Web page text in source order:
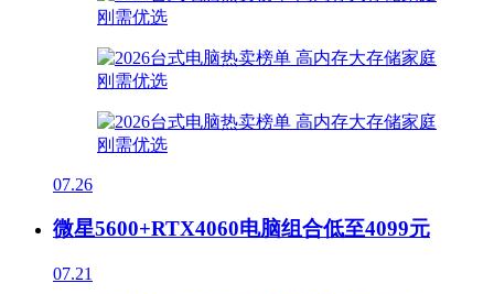
07.26
微星5600+RTX4060电脑组合低至4099元
07.21